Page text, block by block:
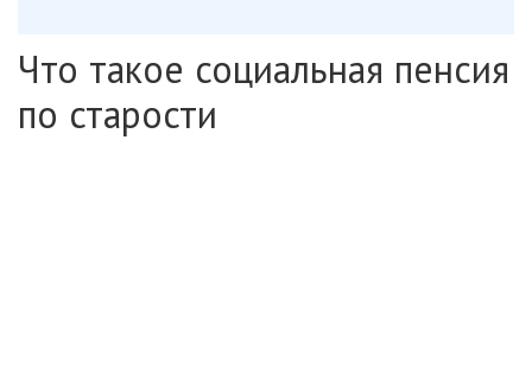
Что такое социальная пенсия
по старости